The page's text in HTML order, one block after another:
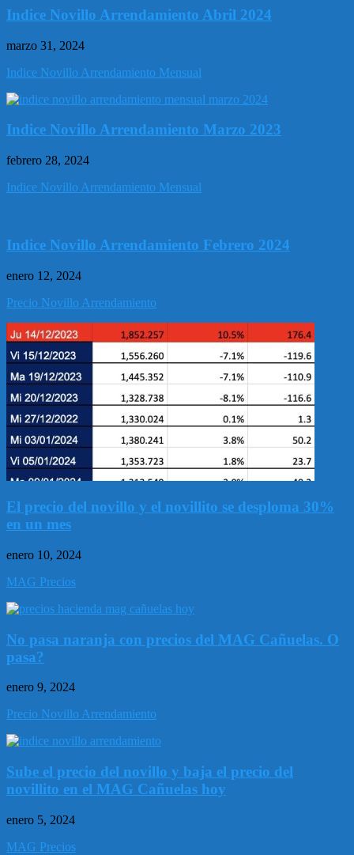
Indice Novillo Arrendamiento Abril 2024
marzo 31, 2024
Indice Novillo Arrendamiento Mensual
Indice Novillo Arrendamiento Marzo 2023
febrero 28, 2024
Indice Novillo Arrendamiento Mensual
Indice Novillo Arrendamiento Febrero 2024
enero 12, 2024
Precio Novillo Arrendamiento
El precio del novillo y el novillito se desploma 30%
en un mes
enero 10, 2024
MAG Precios
No pasa naranja con precios del MAG Cañuelas. O
pasa?
enero 9, 2024
Precio Novillo Arrendamiento
Sube el precio del novillo y baja el precio del
novillito en el MAG Cañuelas hoy
enero 5, 2024
MAG Precios